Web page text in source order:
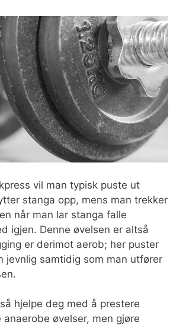
vil man typisk puste ut
stanga opp, mens man trekker
når man lar stanga falle
igjen. Denne øvelsen er altså
er derimot aerob; her puster
jevnlig samtidig som man utfører
hjelpe deg med å prestere
anaerobe øvelser, men gjøre